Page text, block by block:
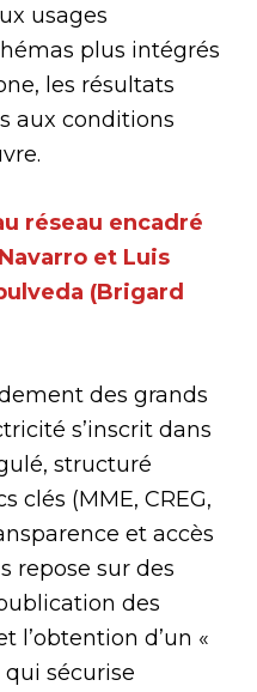
usages
plus intégrés
les résultats
aux conditions
réseau encadré
et Luis
(Brigard
des grands
s’inscrit dans
structuré
clés (MME, CREG,
et accès
repose sur des
des
l’obtention d’un «
sécurise